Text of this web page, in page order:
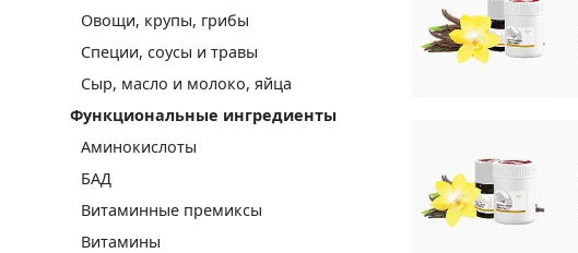
Овощи, крупы, грибы
Специи, соусы и травы
Сыр, масло и молоко, яйца
Функциональные ингредиенты
Аминокислоты
БАД
Витаминные премиксы
Витамины